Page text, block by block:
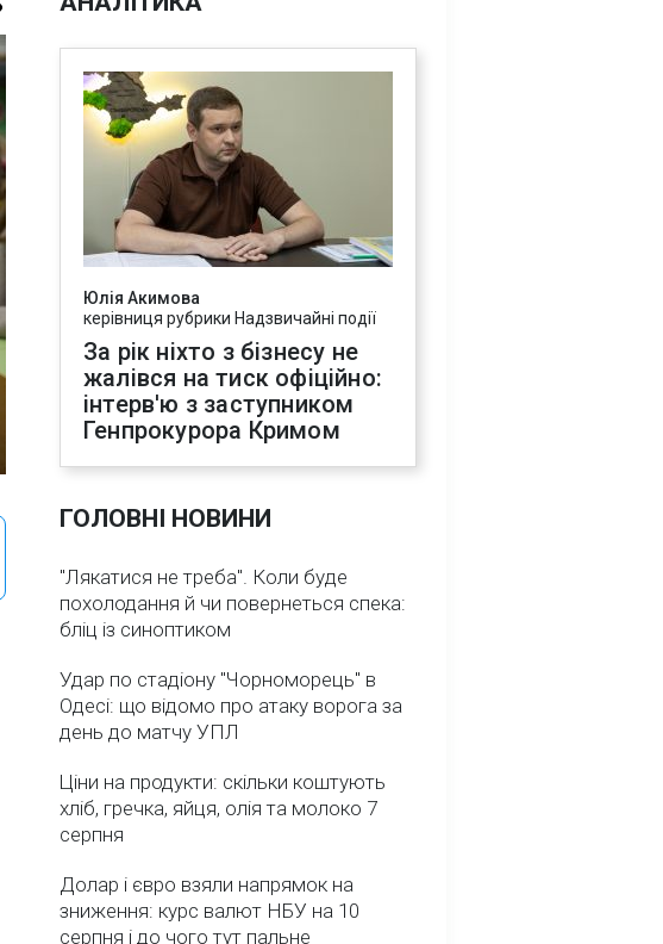
Юлія Акимова
керівниця рубрики Надзвичайні події
За рік ніхто з бізнесу не
жалівся на тиск офіційно:
інтерв'ю з заступником
Генпрокурора Кримом
ГОЛОВНІ НОВИНИ
"Лякатися не треба". Коли буде
похолодання й чи повернеться спека:
бліц із синоптиком
Удар по стадіону "Чорноморець" в
Одесі: що відомо про атаку ворога за
день до матчу УПЛ
Ціни на продукти: скільки коштують
хліб, гречка, яйця, олія та молоко 7
серпня
Долар і євро взяли напрямок на
зниження: курс валют НБУ на 10
серпня і до чого тут пальне